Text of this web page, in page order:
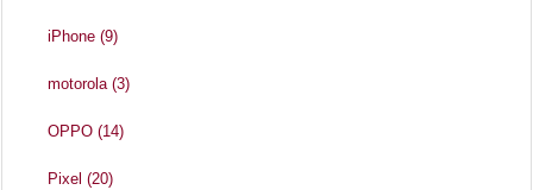
iPhone(9)
motorola(3)
OPPO(14)
Pixel(20)